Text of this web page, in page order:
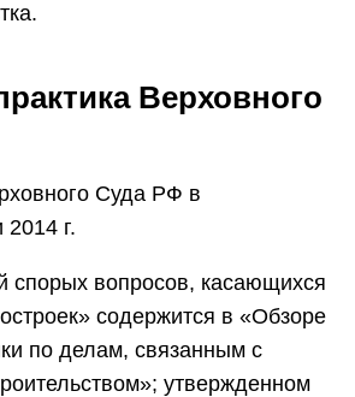
Верховного
Суда РФ в
2014 г.
спорых вопросов, касающихся
содержится в «Обзоре
по делам, связанным с
утвержденном